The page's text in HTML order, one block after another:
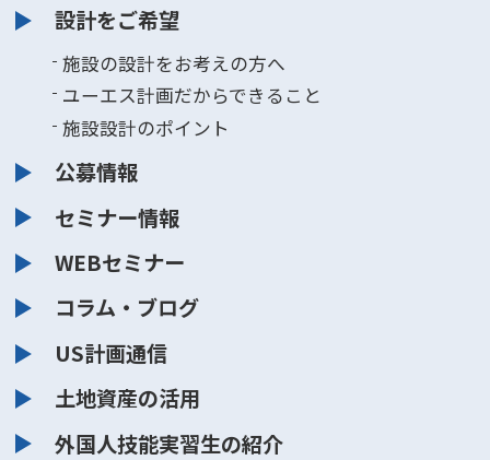
設計をご希望
施設の設計をお考えの方へ
ユーエス計画だからできること
施設設計のポイント
公募情報
セミナー情報
WEBセミナー
コラム・ブログ
US計画通信
土地資産の活用
外国人技能実習生の紹介